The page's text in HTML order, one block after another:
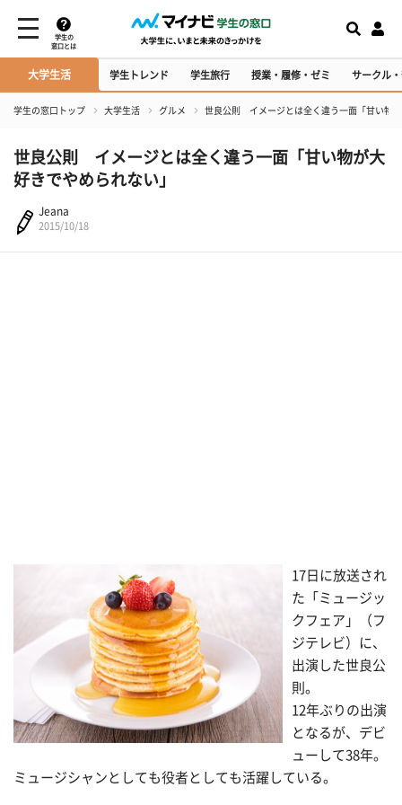
学生の
窓口とは
大学生活 学生トレンド 学生旅行 授業・履修・ゼミ サークル
学生の窓口トップ 大学生活 グルメ 世良公則 イメージとは全く違う一面「甘い物
世良公則 イメージとは全く違う一面「甘い物が大
好きでやめられない」
Jeana
2015/10/18
17日に放送され
た「ミュージッ
クフェア」（フ
ジテレビ）に、
出演した世良公
則。
12年ぶりの出演
となるが、デビ
ューして38年。
ミュージシャンとしても役者としても活躍している。